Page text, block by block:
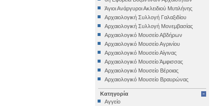
Άγιοι Ανάργυροι Ακλειδιού Μυτιλήνης
Αρχαιολογική Συλλογή Γαλαξιδίου
Αρχαιολογική Συλλογή Μονεμβασίας
Αρχαιολογικό Μουσείο Αβδήρων
Αρχαιολογικό Μουσείο Αγρινίου
Αρχαιολογικό Μουσείο Αίγινας
Αρχαιολογικό Μουσείο Άμφισσας
Αρχαιολογικό Μουσείο Βέροιας
Αρχαιολογικό Μουσείο Βραυρώνας
Αρχαιολογικό Μουσείο Δελφών
Αρχαιολογικό Μουσείο Ηγουμενίτσας
Κατηγορία
Αγγείο